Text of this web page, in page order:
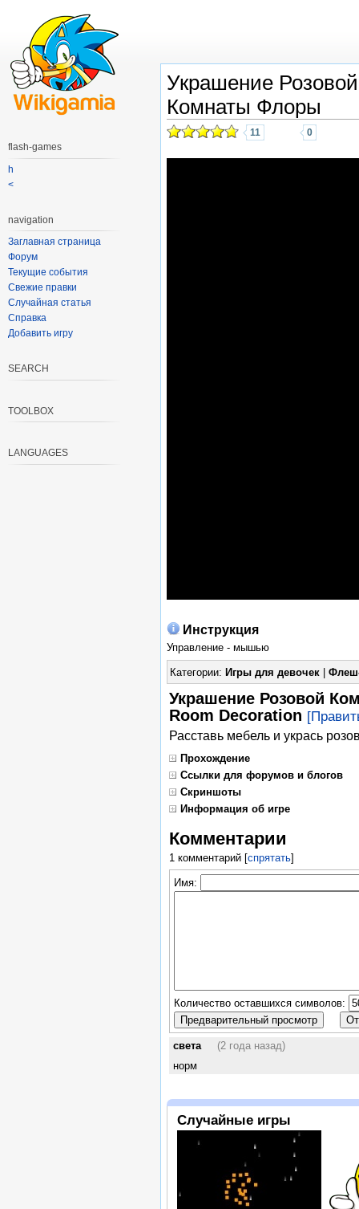
Украшение Розовой
Комнаты Флоры
11 0
Инструкция
Управление - мышью
Категории: Игры для девочек|
Украшение Розовой
Room Decoration
Расставь мебель и укрась
Прохождение
Ссылки для форумов и блогов
Скриншоты
Информация об игре
Комментарии
1 комментарий[спрятать]
Имя:
Количество оставшихся символов:
света
(2 года назад)
норм
Случайные игры
flash-games
h
<
navigation
Заглавная страница
Форум
Текущие события
Свежие правки
Случайная статья
Справка
Добавить игру
SEARCH
TOOLBOX
LANGUAGES